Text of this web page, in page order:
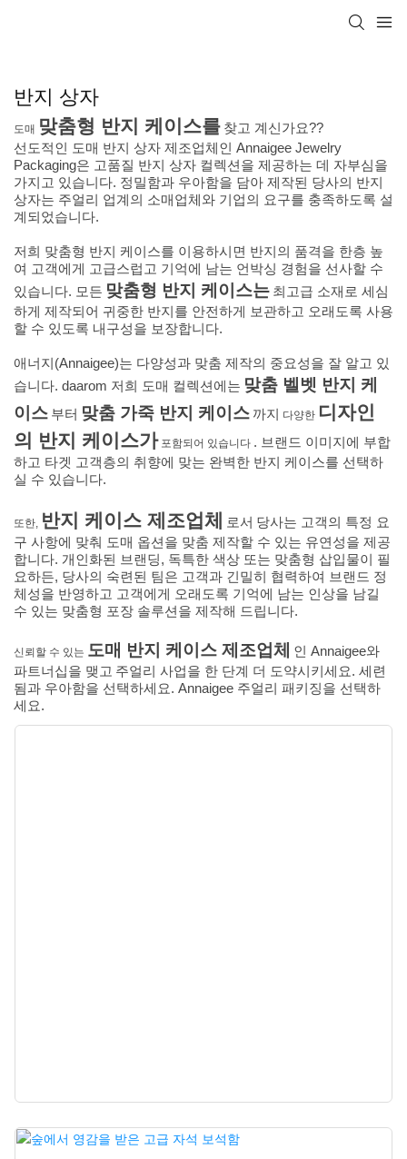
반지 상자
도매 맞춤형 반지 케이스를 찾고 계신가요??
선도적인 도매 반지 상자 제조업체인 Annaigee Jewelry
Packaging은 고품질 반지 상자 컬렉션을 제공하는 데 자부심을
가지고 있습니다. 정밀함과 우아함을 담아 제작된 당사의 반지
상자는 주얼리 업계의 소매업체와 기업의 요구를 충족하도록 설
계되었습니다.
저희 맞춤형 반지 케이스를 이용하시면 반지의 품격을 한층 높
여 고객에게 고급스럽고 기억에 남는 언박싱 경험을 선사할 수
있습니다. 모든 맞춤형 반지 케이스는 최고급 소재로 세심
하게 제작되어 귀중한 반지를 안전하게 보관하고 오래도록 사용
할 수 있도록 내구성을 보장합니다.
애너지(Annaigee)는 다양성과 맞춤 제작의 중요성을 잘 알고 있
습니다. daarom 저희 도매 컬렉션에는 맞춤 벨벳 반지 케
이스 부터 맞춤 가죽 반지 케이스 까지 다양한 디자인
의 반지 케이스가포함되어 있습니다 . 브랜드 이미지에 부합
하고 타겟 고객층의 취향에 맞는 완벽한 반지 케이스를 선택하
실 수 있습니다.
또한, 반지 케이스 제조업체 로서 당사는 고객의 특정 요
구 사항에 맞춰 도매 옵션을 맞춤 제작할 수 있는 유연성을 제공
합니다. 개인화된 브랜딩, 독특한 색상 또는 맞춤형 삽입물이 필
요하든, 당사의 숙련된 팀은 고객과 긴밀히 협력하여 브랜드 정
체성을 반영하고 고객에게 오래도록 기억에 남는 인상을 남길
수 있는 맞춤형 포장 솔루션을 제작해 드립니다.
신뢰할 수 있는 도매 반지 케이스 제조업체
인 Annaigee와
파트너십을 맺고 주얼리 사업을 한 단계 더 도약시키세요. 세련
됨과 우아함을 선택하세요. Annaigee 주얼리 패키징을 선택하
세요.